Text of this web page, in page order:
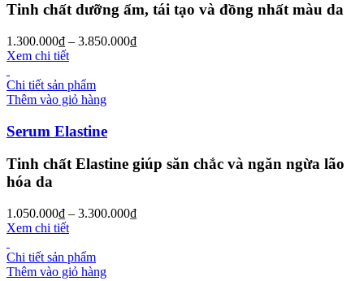
Tinh chất dưỡng ẩm, tái tạo và đồng nhất màu da
1.300.000₫ – 3.850.000₫
Xem chi tiết
Chi tiết sản phẩm
Thêm vào giỏ hàng
Serum Elastine
Tinh chất Elastine giúp săn chắc và ngăn ngừa lão
hóa da
1.050.000₫ – 3.300.000₫
Xem chi tiết
Chi tiết sản phẩm
Thêm vào giỏ hàng